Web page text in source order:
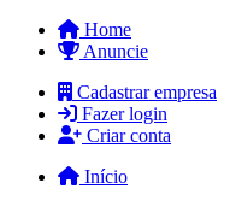
Home
Anuncie
Cadastrar empresa
Fazer login
Criar conta
Início